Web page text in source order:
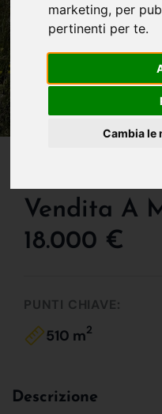
marketing, per
pertinenti per te.
Cambia le
Vendita A
18.000 €
PUNTI CHIAVE:
510 m2
Descrizione